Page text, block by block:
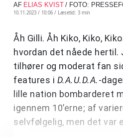
AF ELIAS KVIST / FOTO:
10.11.2023 / 10:06 / Læsetid: 3 min
Åh Gilli. Åh Kiko, Kiko,
hvordan det nåede
tilhører og moderat fan
features i D.A.U.D.A.-
lille nation bombarderet
igennem 10’erne; af
selvfølgelig, men det var